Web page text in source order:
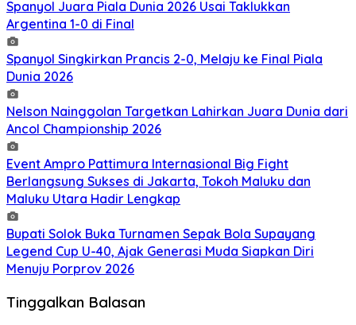
Spanyol Juara Piala Dunia 2026 Usai Taklukkan
Argentina 1-0 di Final
Spanyol Singkirkan Prancis 2-0, Melaju ke Final Piala
Dunia 2026
Nelson Nainggolan Targetkan Lahirkan Juara Dunia dari
Ancol Championship 2026
Event Ampro Pattimura Internasional Big Fight
Berlangsung Sukses di Jakarta, Tokoh Maluku dan
Maluku Utara Hadir Lengkap
Bupati Solok Buka Turnamen Sepak Bola Supayang
Legend Cup U-40, Ajak Generasi Muda Siapkan Diri
Menuju Porprov 2026
Tinggalkan Balasan